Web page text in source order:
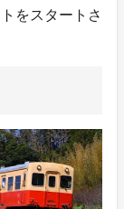
をスタートさ